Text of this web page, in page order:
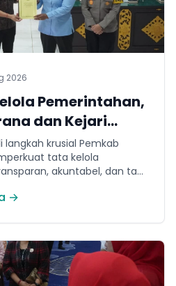
2026
Pemerintahan,
dan Kejari
Kerja Sama
krusial Pemkab
tata kelola
akuntabel, dan taat
utama, yakni pemberian
→